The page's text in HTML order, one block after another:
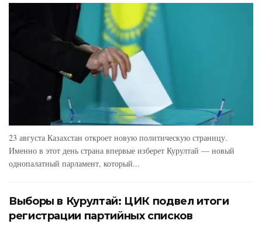
23 августа Казахстан откроет новую политическую страницу.
Именно в этот день страна впервые изберет Курултай — новый
однопалатный парламент, который...
Выборы в Курултай: ЦИК подвел итоги
регистрации партийных списков